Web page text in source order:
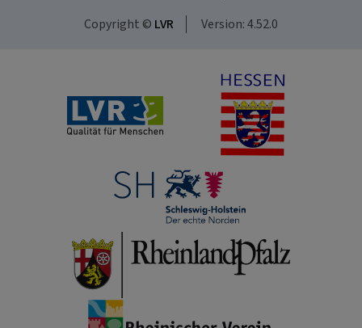
Copyright © LVR Version: 4.52.0